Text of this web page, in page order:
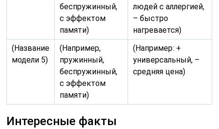
беспружинный,
с эффектом
памяти)
людей с аллергией,
– быстро
нагревается)
(Название
модели 5)
(Например,
пружинный,
беспружинный,
с эффектом
памяти)
(Например: +
универсальный, –
средняя цена)
Интересные факты